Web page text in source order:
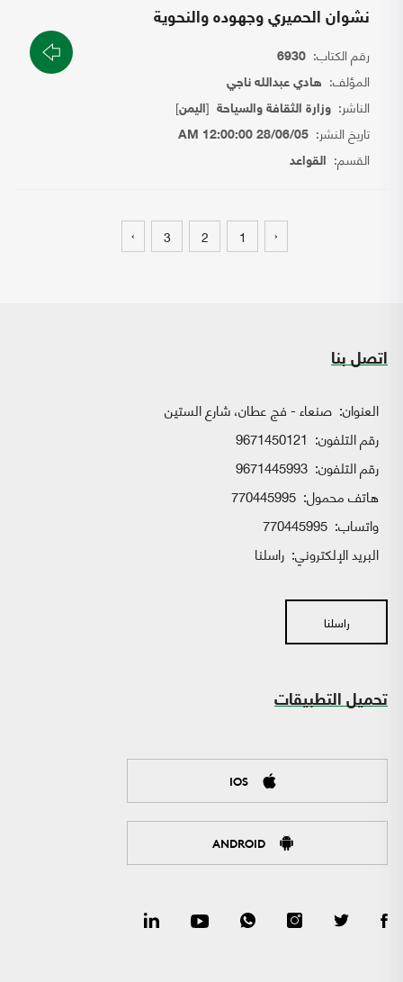
نشوان الحميري وجهوده والنحوية
رقم الكتاب: 6930
المؤلف: هادي عبدالله ناجي
الناشر: وزارة الثقافة والسياحة [اليمن]
تاريخ النشر: 28/06/05 12:00:00 AM
القسم: القواعد
‹
1
2
3
›
اتصل بنا
العنوان: صنعاء - فج عطان، شارع الستين
رقم التلفون: 9671450121
رقم التلفون: 9671445993
هاتف محمول: 770445995
واتساب:
البريد الإلكتروني: راسلنا
راسلنا
تحميل التطبيقات
IOS
ANDROID